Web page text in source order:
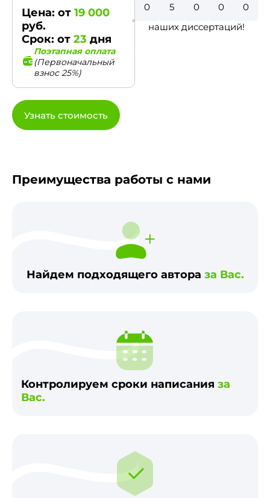
Цена: от 19 000
руб.
Срок: от 23 дня
Поэтапная оплата
(Первоначальный
взнос 25%)
Узнать стоимость
0
0
0
5
0
наших диссертаций!
Преимущества работы с нами
Найдем подходящего автора за Вас.
Контролируем сроки написания за
Вас.